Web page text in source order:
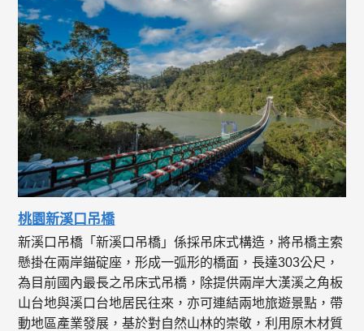
桃園新溪口吊橋
新溪口吊橋「新溪口吊橋」係採吊床式構造，將吊橋主索
懸掛在兩岸錨碇座，形成一弧形的橋面，長達303公尺，
為目前國內最長之吊床式吊橋，除提供兩岸大漢溪之角板
山台地與溪口台地居民往來，亦可連結兩地旅遊景點，帶
動地區產業發展，基於對自然山林的崇敬，利用原木材質